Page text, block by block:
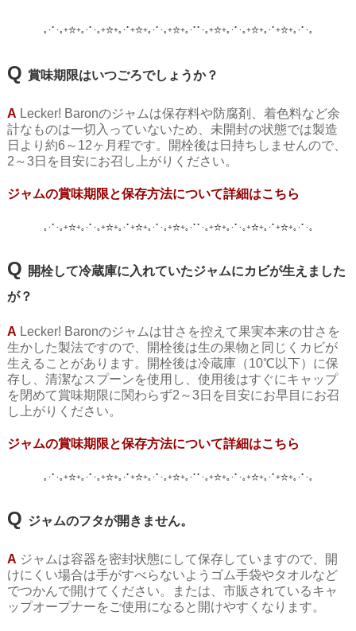
｡･ﾟ･｡+☆+｡･ﾟ･｡+☆+｡･ﾟ+☆+｡･ﾟ･｡+☆+｡･ﾟﾟ･｡+☆+｡･ﾟ･｡+☆+｡･ﾟ+☆+｡･ﾟ･｡
Q 賞味期限はいつごろでしょうか？
A Lecker! Baronのジャムは保存料や防腐剤、着色料など余
計なものは一切入っていないため、未開封の状態では製造
日より約6～12ヶ月程です。開栓後は日持ちしませんので、
2～3日を目安にお召し上がりください。
ジャムの賞味期限と保存方法について詳細はこちら
｡･ﾟ･｡+☆+｡･ﾟ･｡+☆+｡･ﾟ+☆+｡･ﾟ･｡+☆+｡･ﾟﾟ･｡+☆+｡･ﾟ･｡+☆+｡･ﾟ+☆+｡･ﾟ･｡
Q 開栓して冷蔵庫に入れていたジャムにカビが生えました
が？
A Lecker! Baronのジャムは甘さを控えて果実本来の甘さを
生かした製法ですので、開栓後は生の果物と同じくカビが
生えることがあります。開栓後は冷蔵庫（10℃以下）に保
存し、清潔なスプーンを使用し、使用後はすぐにキャップ
を閉めて賞味期限に関わらず2～3日を目安にお早目にお召
し上がりください。
ジャムの賞味期限と保存方法について詳細はこちら
｡･ﾟ･｡+☆+｡･ﾟ･｡+☆+｡･ﾟ+☆+｡･ﾟ･｡+☆+｡･ﾟﾟ･｡+☆+｡･ﾟ･｡+☆+｡･ﾟ+☆+｡･ﾟ･｡
Q ジャムのフタが開きません。
A ジャムは容器を密封状態にして保存していますので、開
けにくい場合は手がすべらないようゴム手袋やタオルなど
でつかんで開けてください。または、市販されているキャ
ップオープナーをご使用になると開けやすくなります。